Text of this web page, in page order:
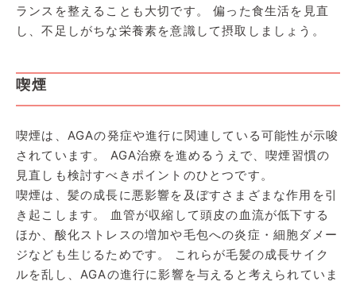
ランスを整えることも大切です。 偏った食生活を見直
し、不足しがちな栄養素を意識して摂取しましょう。
喫煙
喫煙は、AGAの発症や進行に関連している可能性が示唆
されています。 AGA治療を進めるうえで、喫煙習慣の
見直しも検討すべきポイントのひとつです。
喫煙は、髪の成長に悪影響を及ぼすさまざまな作用を引
き起こします。 血管が収縮して頭皮の血流が低下する
ほか、酸化ストレスの増加や毛包への炎症・細胞ダメー
ジなども生じるためです。 これらが毛髪の成長サイク
ルを乱し、AGAの進行に影響を与えると考えられていま